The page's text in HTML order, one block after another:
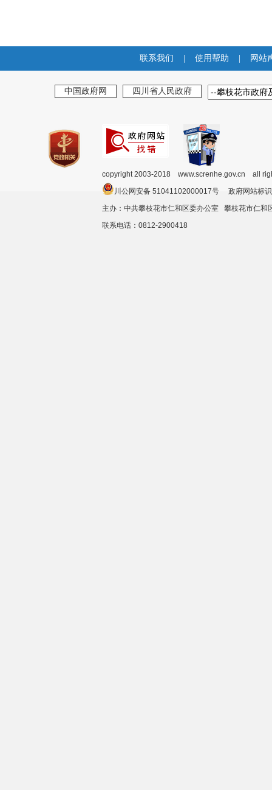
联系我们 使用帮助 网站
中国政府网 四川省人民政府
copyright 2003-2018 www.screnhe.gov.cn all
川公网安备 51041102000017号 政府网站
主办：中共攀枝花市仁和区委办公室 攀枝花市仁
联系电话：0812-2900418